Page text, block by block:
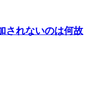
されないのは何故